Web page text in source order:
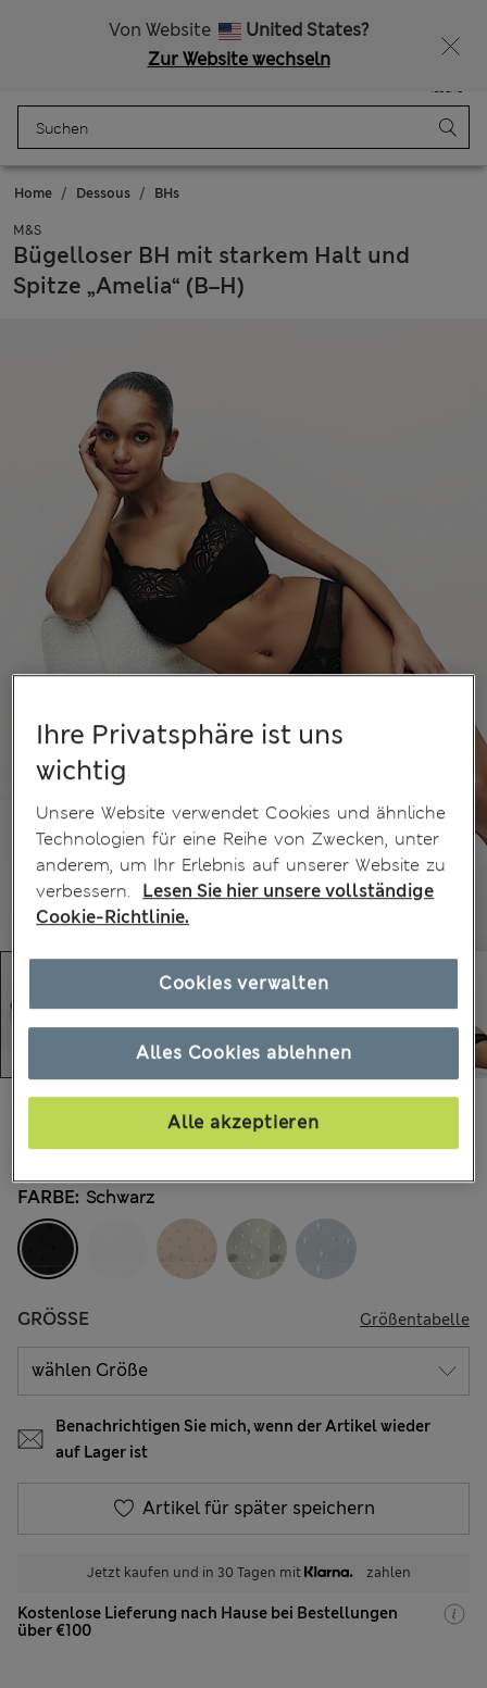
Von Website
United States?
Zur Website wechseln
Tasche
Home Dessous BHs
M&S
Bügelloser BH mit starkem Halt und
Spitze „Amelia“ (B–H)
€26.00
FARBE: Schwarz
GRÖSSE Größentabelle
Benachrichtigen Sie mich, wenn der Artikel wieder
auf Lager ist
Artikel für später speichern
Jetzt kaufen und in 30 Tagen mit zahlen
Kostenlose Lieferung nach Hause bei Bestellungen
über €100
Ihre Privatsphäre ist uns
wichtig
Unsere Website verwendet Cookies und ähnliche
Technologien für eine Reihe von Zwecken, unter
anderem, um Ihr Erlebnis auf unserer Website zu
verbessern.
Lesen Sie hier unsere vollständige
Cookie-Richtlinie.
Alles Cookies ablehnen
Alle akzeptieren
Cookies verwalten